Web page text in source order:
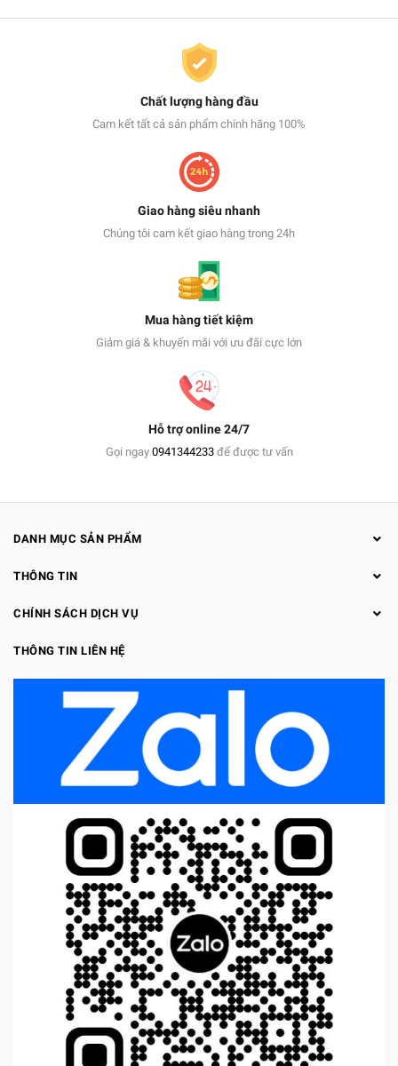
Chất lượng hàng đầu
Cam kết tất cả sản phẩm chính hãng 100%
Giao hàng siêu nhanh
Chúng tôi cam kết giao hàng trong 24h
Mua hàng tiết kiệm
Giảm giá & khuyến mãi với ưu đãi cực lớn
Hỗ trợ online 24/7
Gọi ngay 0941344233để được tư vấn
DANH MỤC SẢN PHẨM
THÔNG TIN
CHÍNH SÁCH DỊCH VỤ
THÔNG TIN LIÊN HỆ